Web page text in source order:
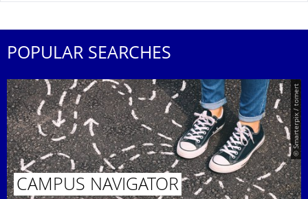
POPULAR SEARCHES
© Smarterpix / tomert
CAMPUS NAVIGATOR